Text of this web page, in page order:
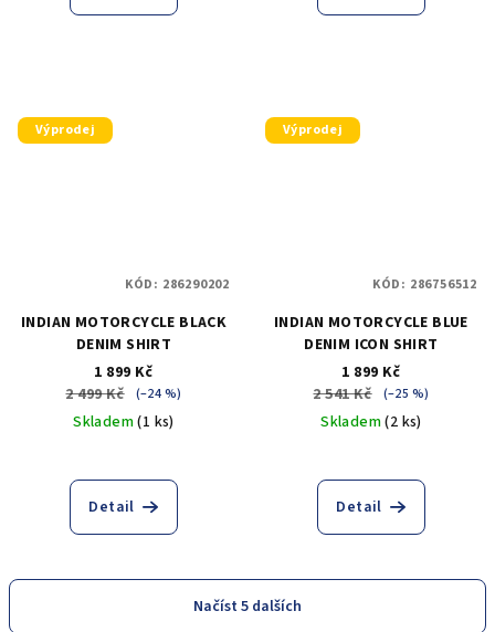
Výprodej
INDIAN MOTORCYCLE BLACK
DENIM SHIRT
1 899 Kč
2 499 Kč
(–24 %)
Skladem(1 ks)
Detail
KÓD: 286290202
Výprodej
INDIAN MOTORCYCLE BLUE
DENIM ICON SHIRT
1 899 Kč
2 541 Kč
(–25 %)
Skladem(2 ks)
Detail
KÓD: 286756512
Načíst 5 dalších